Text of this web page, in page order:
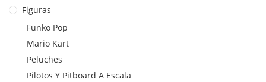
Figuras
Funko Pop
Mario Kart
Peluches
Pilotos Y Pitboard A Escala